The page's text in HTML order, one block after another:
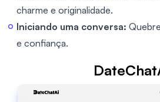
charme e originalidade.
Iniciando uma conversa:
e confiança.